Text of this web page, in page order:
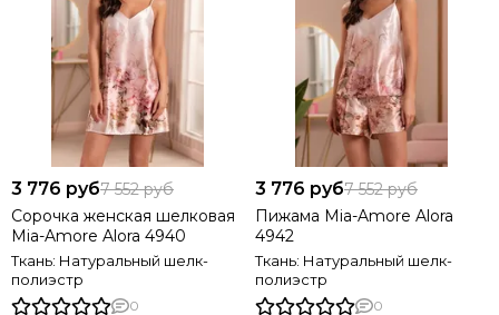
3 776 руб7 552 руб
Сорочка женская шелковая
Mia-Amore Alora 4940
Ткань: Натуральный шелк-
полиэстр
0
3 776 руб7 552 руб
Пижама Mia-Amore Alora
4942
Ткань: Натуральный шелк-
полиэстр
0